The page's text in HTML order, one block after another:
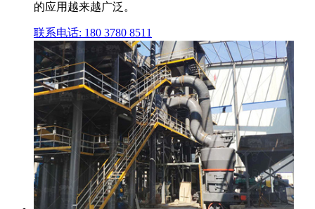
的应用越来越广泛。
联系电话: 180 3780 8511